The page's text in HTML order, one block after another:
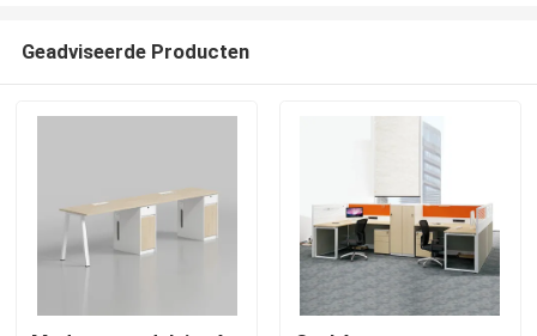
Geadviseerde Producten